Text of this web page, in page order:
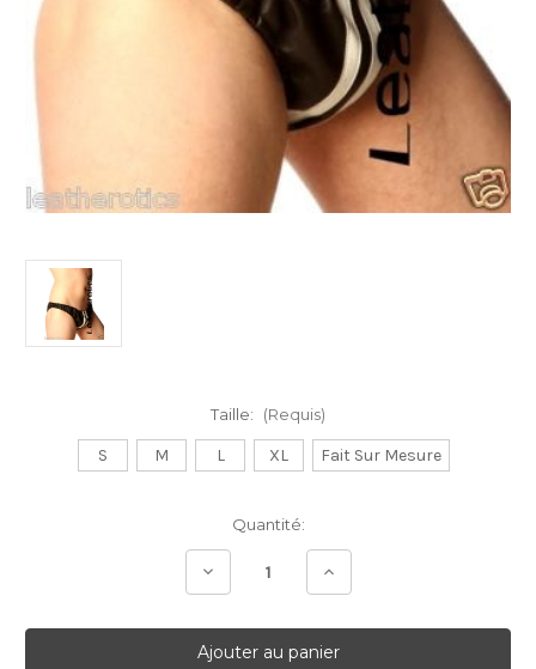
Taille: (Requis)
S M L XL Fait Sur Mesure
Quantité:
Diminuer Augmenter